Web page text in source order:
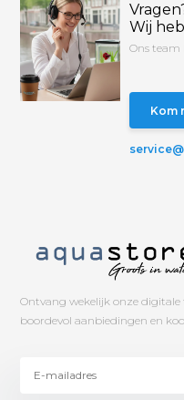
Wij
Ons team
Kom
Ontvang wekelijk onze digitale
boordevol aanbiedingen en